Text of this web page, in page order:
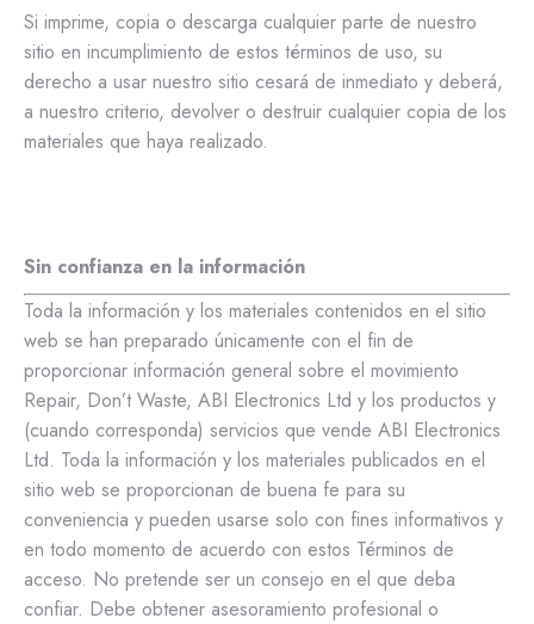
Si imprime, copia o descarga cualquier parte de nuestro
sitio en incumplimiento de estos términos de uso, su
derecho a usar nuestro sitio cesará de inmediato y deberá,
a nuestro criterio, devolver o destruir cualquier copia de los
materiales que haya realizado.
Sin confianza en la información
Toda la información y los materiales contenidos en el sitio
web se han preparado únicamente con el fin de
proporcionar información general sobre el movimiento
Repair, Don’t Waste, ABI Electronics Ltd y los productos y
(cuando corresponda) servicios que vende ABI Electronics
Ltd. Toda la información y los materiales publicados en el
sitio web se proporcionan de buena fe para su
conveniencia y pueden usarse solo con fines informativos y
en todo momento de acuerdo con estos Términos de
acceso. No pretende ser un consejo en el que deba
confiar. Debe obtener asesoramiento profesional o